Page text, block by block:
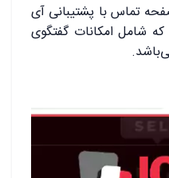
تماس با پشتیبانی آی
شامل امکانات گفتگوی